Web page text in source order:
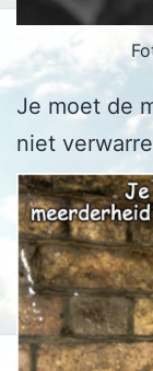
Je moet de
niet